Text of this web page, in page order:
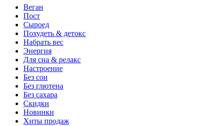
Веган
Пост
Сыроед
Похудеть & детокс
Набрать вес
Энергия
Для сна & релакс
Настроение
Без сои
Без глютена
Без сахара
Скидки
Новинки
Хиты продаж